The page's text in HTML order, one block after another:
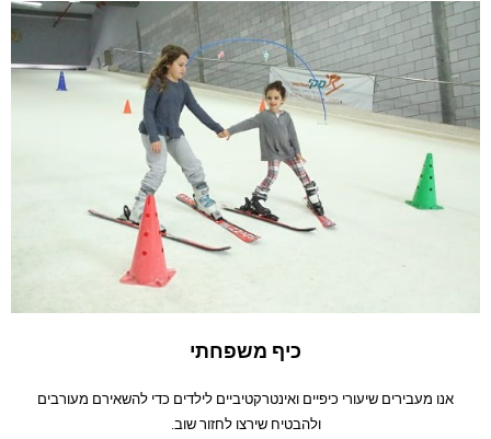
כיף משפחתי
אנו מעבירים שיעורי כיפיים ואינטרקטיביים לילדים כדי להשאירם מעורבים
ולהבטיח שירצו לחזור שוב.